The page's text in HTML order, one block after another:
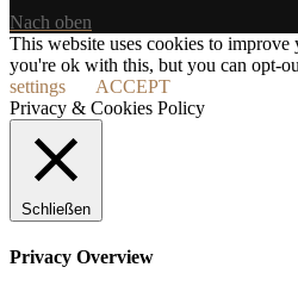
Nach oben
This website uses cookies to improve
you're ok with this, but you can opt-
settings
ACCEPT
Privacy & Cookies Policy
Schließen
Privacy Overview